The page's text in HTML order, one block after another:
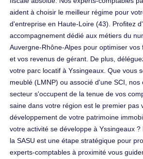
aident à choisir le meilleur régime pour
d'entreprise en Haute-Loire (43). Profitez
accompagnement dédié aux métiers du
Auvergne-Rhône-Alpes pour optimiser vos
et vos revenus de gérant. De plus,
votre parc locatif à Yssingeaux. Que vous
meublé (LMNP) ou associé d'une SCI,
secteur s'occupent de la tenue de vos
saine dans votre région est le premier pas
développement de votre patrimoine
votre activité se développe à Yssingeaux
la SASU est une étape stratégique pour
experts-comptables à proximité vous